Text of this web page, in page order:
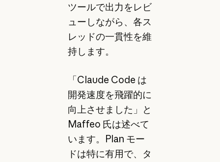
ツールで出力をレビ
ューしながら、各ス
レッドの一貫性を維
持します。
「Claude Code は
開発速度を飛躍的に
向上させました」と
Maffeo 氏は述べて
います。Plan モー
ドは特に有用で、タ